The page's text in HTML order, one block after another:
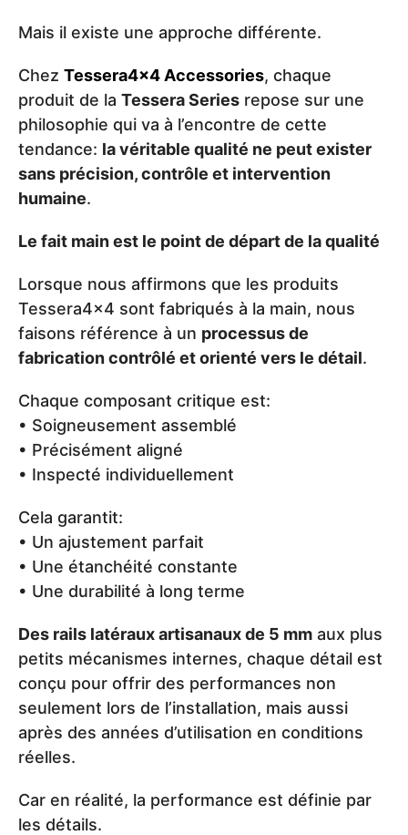
Mais il existe une approche différente.
Chez Tessera4x4 Accessories, chaque
produit de la Tessera Series repose sur une
philosophie qui va à l’encontre de cette
tendance: la véritable qualité ne peut exister
sans précision, contrôle et intervention
humaine.
Le fait main est le point de départ de la qualité
Lorsque nous affirmons que les produits
Tessera4x4 sont fabriqués à la main, nous
faisons référence à un processus de
fabrication contrôlé et orienté vers le détail.
Chaque composant critique est:
• Soigneusement assemblé
• Précisément aligné
• Inspecté individuellement
Cela garantit:
• Un ajustement parfait
• Une étanchéité constante
• Une durabilité à long terme
Des rails latéraux artisanaux de 5 mm aux plus
petits mécanismes internes, chaque détail est
conçu pour offrir des performances non
seulement lors de l’installation, mais aussi
après des années d’utilisation en conditions
réelles.
Car en réalité, la performance est définie par
les détails.